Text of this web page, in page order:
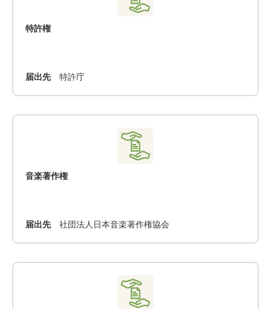
特許権
届出先特許庁
音楽著作権
届出先社団法人日本音楽著作権協会